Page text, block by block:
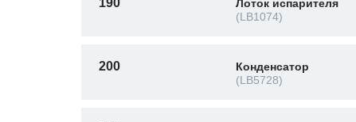
190
Лоток испарителя
(LB1074)
200
Конденсатор
(LB5728)